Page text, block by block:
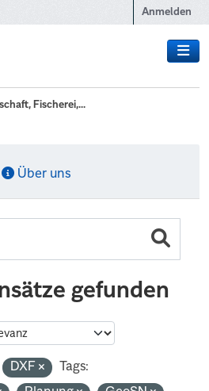
Anmelden
Fischerei,...
Über uns
gefunden
DXF
Tags: